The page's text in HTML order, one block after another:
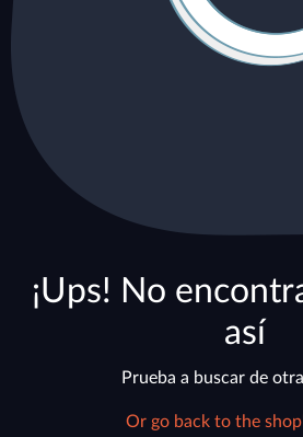
¡Ups! No
así
Prueba a buscar de
Or go back to the